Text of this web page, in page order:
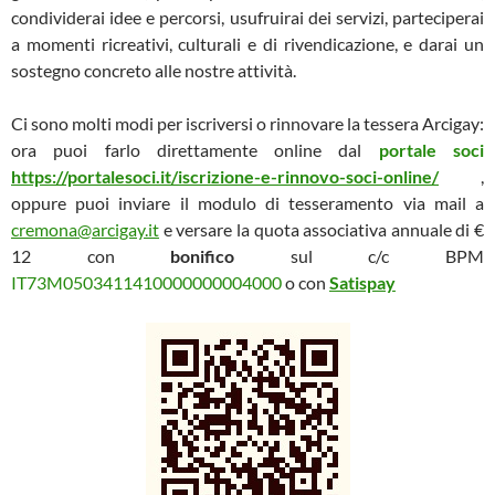
condividerai idee e percorsi, usufruirai dei servizi, parteciperai
a momenti ricreativi, culturali e di rivendicazione, e darai un
sostegno concreto alle nostre attività.
Ci sono molti modi per iscriversi o rinnovare la tessera Arcigay:
ora puoi farlo direttamente online dal portale soci
https://portalesoci.it/iscrizione-e-rinnovo-soci-online/,
oppure puoi inviare il modulo di tesseramento via mail a
cremona@arcigay.it e versare la quota associativa annuale di €
12 con bonifico sul c/c BPM
IT73M0503411410000000004000o con Satispay